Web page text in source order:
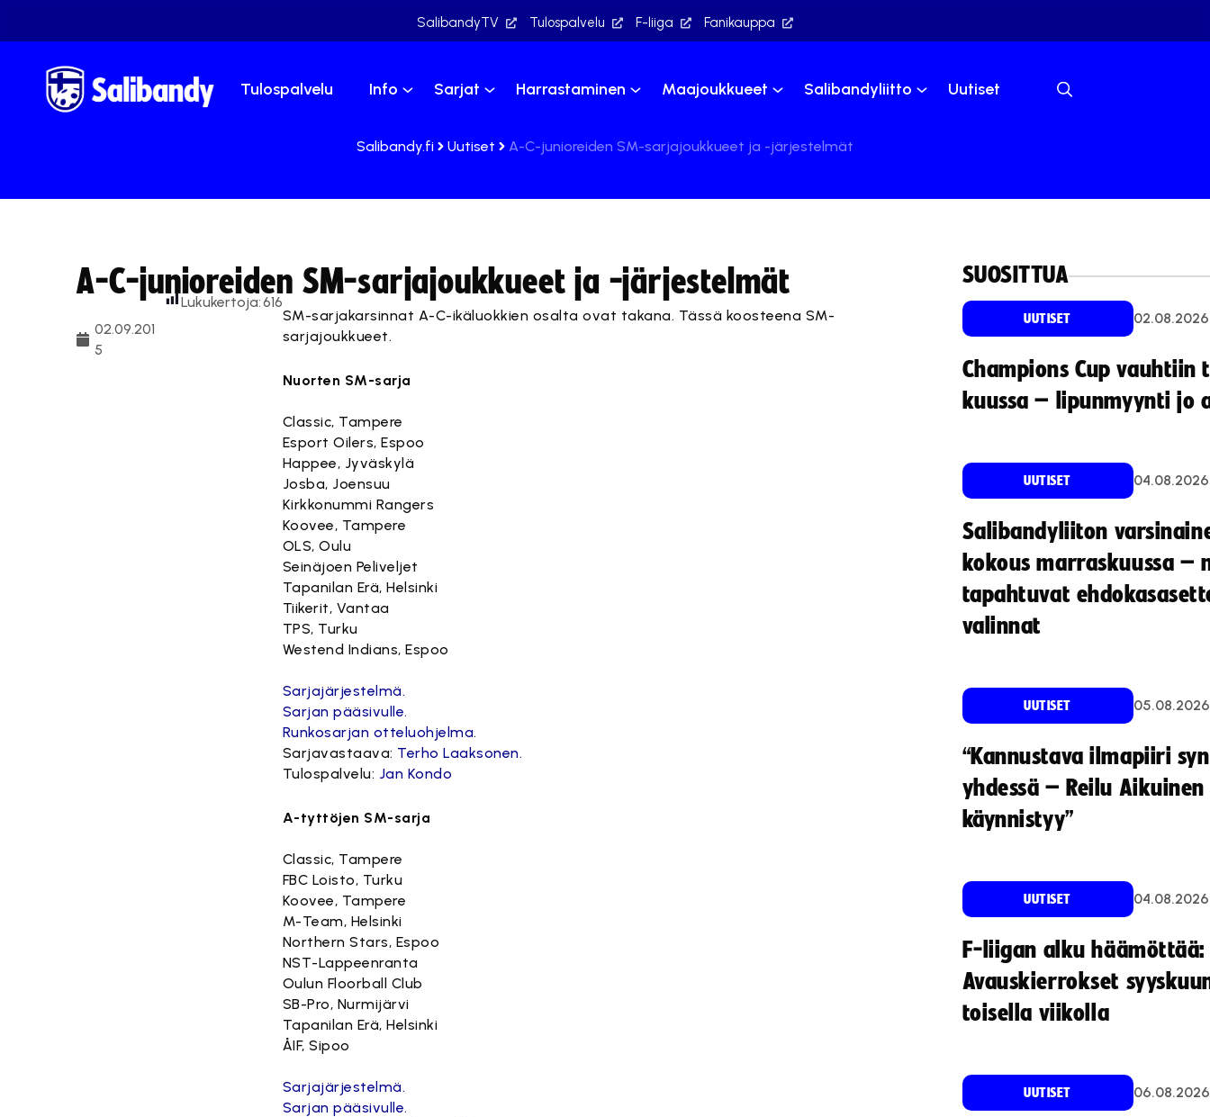
SalibandyTV Tulospalvelu F-liiga Fanikauppa
Tulospalvelu Info Sarjat Harrastaminen Maajoukkueet Salibandyliitto Uutiset
Salibandy.fi Uutiset A-C-junioreiden SM-sarjajoukkueet ja -järjestelmät
A-C-junioreiden SM-sarjajoukkueet ja -järjestelmät
02.09.201
5
Lukukertoja:616
SM-sarjakarsinnat A-C-ikäluokkien osalta ovat takana. Tässä koosteena SM-
sarjajoukkueet.
Nuorten SM-sarja
Classic, Tampere
Esport Oilers, Espoo
Happee, Jyväskylä
Josba, Joensuu
Kirkkonummi Rangers
Koovee, Tampere
OLS, Oulu
Seinäjoen Peliveljet
Tapanilan Erä, Helsinki
Tiikerit, Vantaa
TPS, Turku
Westend Indians, Espoo
Sarjajärjestelmä.
Sarjan pääsivulle.
Runkosarjan otteluohjelma.
Sarjavastaava: Terho Laaksonen.
Tulospalvelu: Jan Kondo
A-tyttöjen SM-sarja
Classic, Tampere
FBC Loisto, Turku
Koovee, Tampere
M-Team, Helsinki
Northern Stars, Espoo
NST-Lappeenranta
Oulun Floorball Club
SB-Pro, Nurmijärvi
Tapanilan Erä, Helsinki
ÅIF, Sipoo
Sarjajärjestelmä.
Sarjan pääsivulle.
SUOSITTUA
UUTISET 02.08.2026
Champions Cup vauhtiin
kuussa – lipunmyynti jo
UUTISET 04.08.2026
Salibandyliiton
kokous marraskuussa –
tapahtuvat
valinnat
UUTISET 05.08.2026
“Kannustava ilmapiiri
yhdessä – Reilu
käynnistyy”
UUTISET 04.08.2026
F-liigan alku häämöttää:
Avauskierrokset
toisella viikolla
UUTISET 06.08.2026